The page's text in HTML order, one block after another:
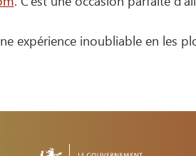
expérience inoubliable en les